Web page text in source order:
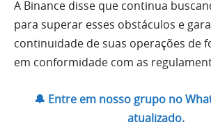
A Binance disse que continua
para superar esses obstáculos e
continuidade de suas operações de
em conformidade com as
🔔 Entre em nosso grupo no
atualizado.